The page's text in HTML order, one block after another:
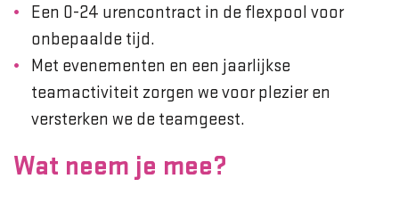
Een 0-24 urencontract in de flexpool voor
onbepaalde tijd.
Met evenementen en een jaarlijkse
teamactiviteit zorgen we voor plezier en
versterken we de teamgeest.
Wat neem je mee?